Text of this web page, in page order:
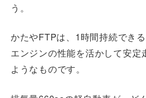
う。
かたやFTPは、1時間持続でき
エンジンの性能を活かして安
ようなものです。